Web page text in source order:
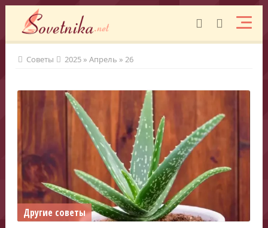
Советы 2025 » Апрель » 26
Другие советы